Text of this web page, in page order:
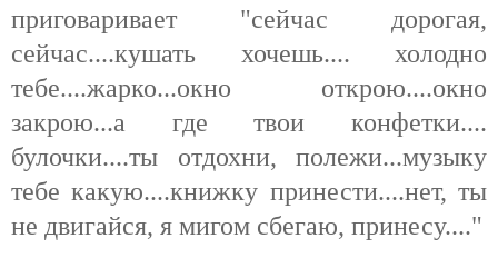
приговаривает "сейчас дорогая,
сейчас....кушать хочешь.... холодно
тебе....жарко...окно открою....окно
закрою...а где твои конфетки....
булочки....ты отдохни, полежи...музыку
тебе какую....книжку принести....нет, ты
не двигайся, я мигом сбегаю, принесу...."